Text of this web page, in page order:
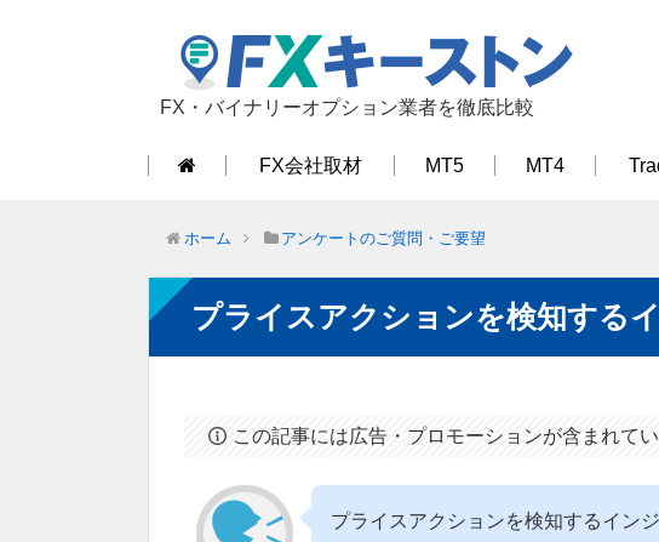
FX・バイナリーオプション業者を徹底比較
FX会社取材 MT5 MT4
ホーム アンケートのご質問・ご要望
プライスアクションを検知する
この記事には広告・プロモーションが含まれて
プライスアクションを検知するイン